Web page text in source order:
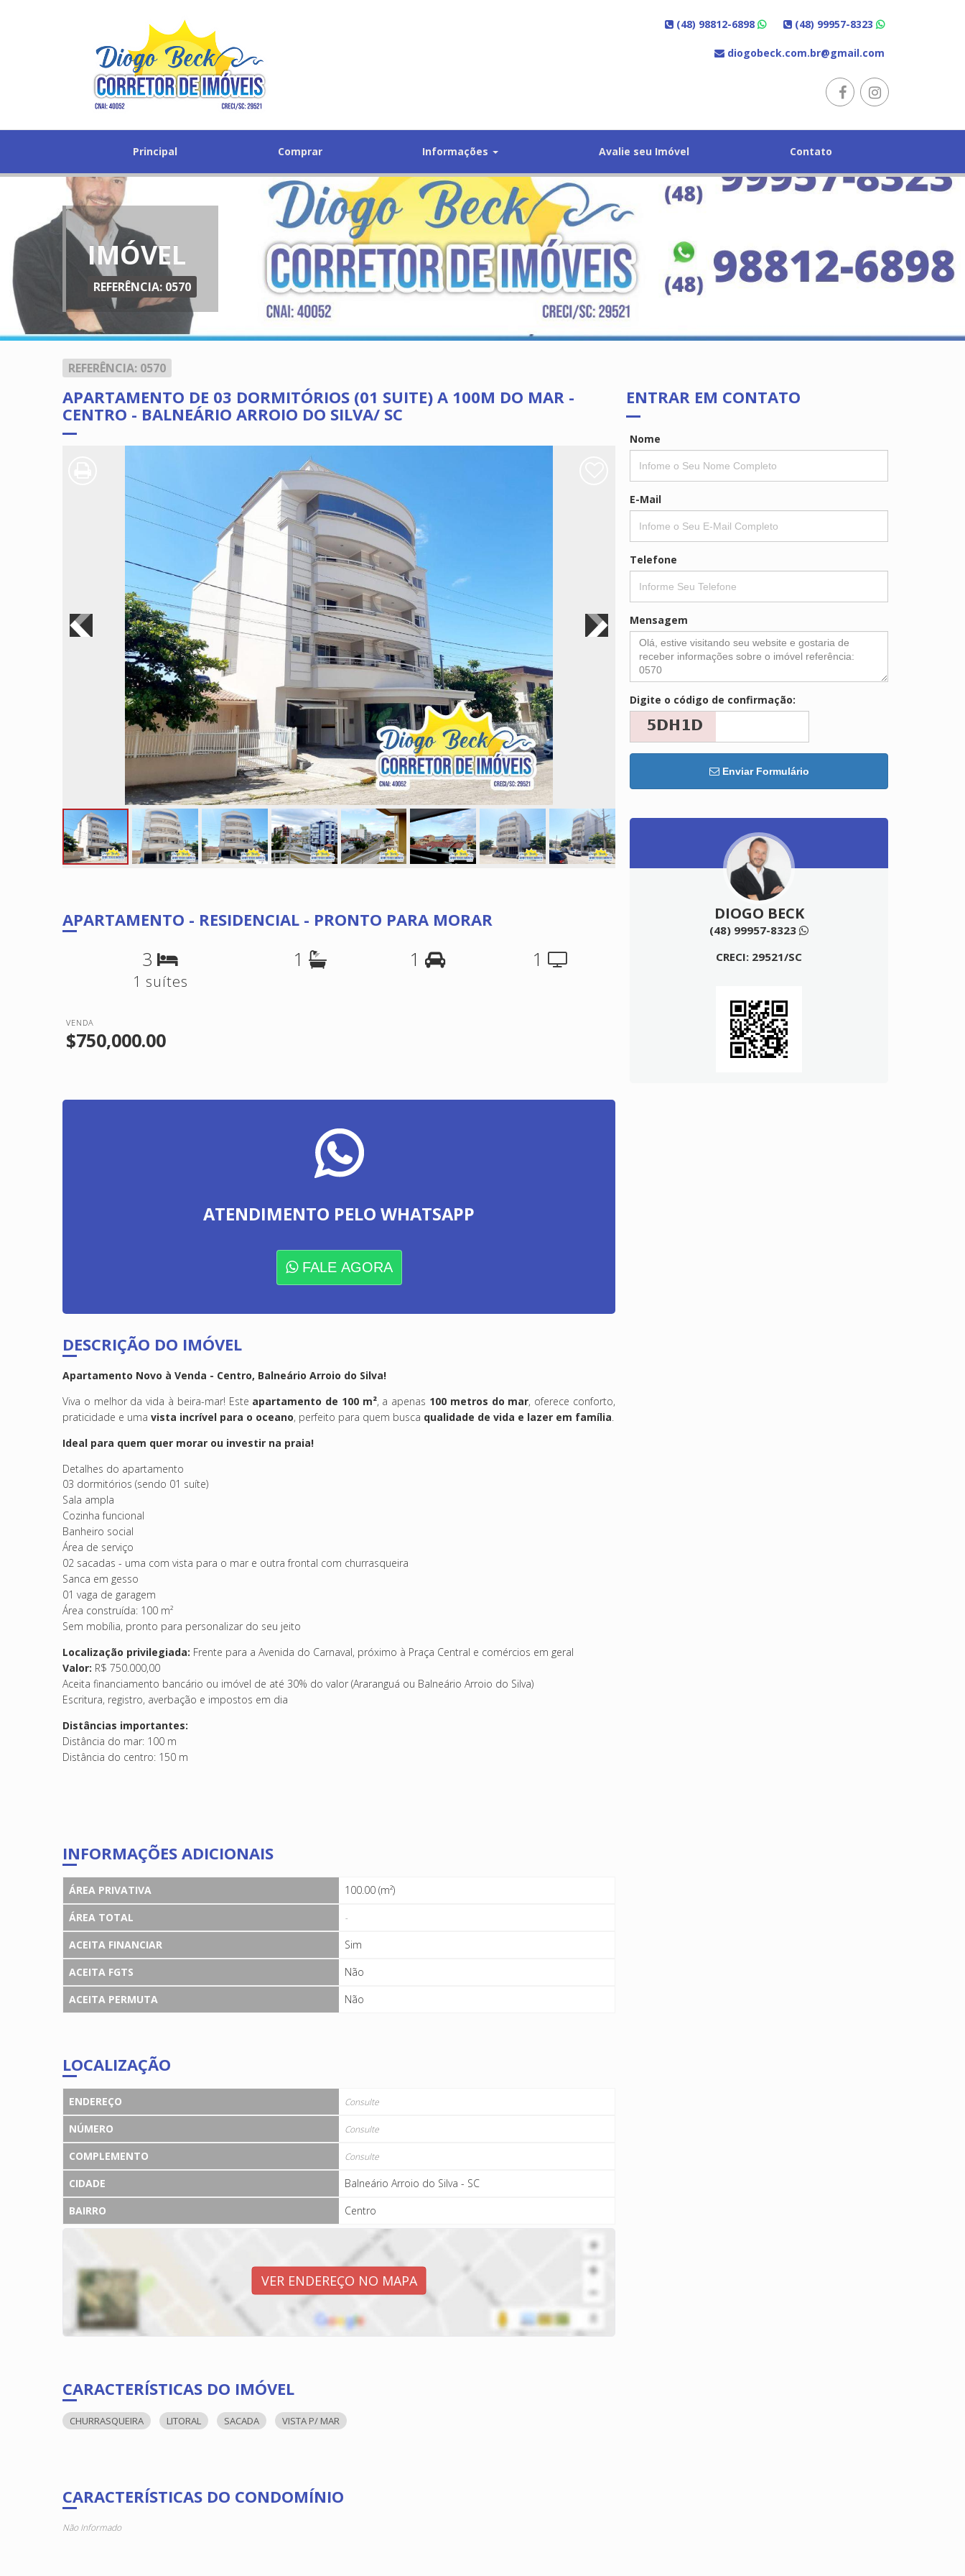
(48) 98812-6898 (48) 99957-8323
diogobeck.com.br@gmail.com
Principal Comprar Informações Avalie seu Imóvel Contato
IMÓVEL
REFERÊNCIA: 0570
REFERÊNCIA: 0570
APARTAMENTO DE 03 DORMITÓRIOS (01 SUITE) A 100M DO MAR -
CENTRO - BALNEÁRIO ARROIO DO SILVA/ SC
APARTAMENTO - RESIDENCIAL - PRONTO PARA MORAR
3
1 suítes
1 1 1
VENDA
$750,000.00
ATENDIMENTO PELO WHATSAPP
FALE AGORA
DESCRIÇÃO DO IMÓVEL
Apartamento Novo à Venda - Centro, Balneário Arroio do Silva!
Viva o melhor da vida à beira-mar! Este apartamento de 100 m², a apenas 100 metros do mar, oferece conforto,
praticidade e uma vista incrível para o oceano, perfeito para quem busca qualidade de vida e lazer em família.
Ideal para quem quer morar ou investir na praia!
Detalhes do apartamento
03 dormitórios (sendo 01 suíte)
Sala ampla
Cozinha funcional
Banheiro social
Área de serviço
02 sacadas - uma com vista para o mar e outra frontal com churrasqueira
Sanca em gesso
01 vaga de garagem
Área construída: 100 m²
Sem mobília, pronto para personalizar do seu jeito
Localização privilegiada: Frente para a Avenida do Carnaval, próximo à Praça Central e comércios em geral
Valor: R$ 750.000,00
Aceita financiamento bancário ou imóvel de até 30% do valor (Araranguá ou Balneário Arroio do Silva)
Escritura, registro, averbação e impostos em dia
Distâncias importantes:
Distância do mar: 100 m
Distância do centro: 150 m
INFORMAÇÕES ADICIONAIS
ÁREA PRIVATIVA
100.00 (m²)
ÁREA TOTAL
-
ACEITA FINANCIAR
Sim
ACEITA FGTS
Não
ACEITA PERMUTA
Não
LOCALIZAÇÃO
ENDEREÇO Consulte
NÚMERO Consulte
COMPLEMENTO Consulte
CIDADE
Balneário Arroio do Silva - SC
BAIRRO
Centro
VER ENDEREÇO NO MAPA
CARACTERÍSTICAS DO IMÓVEL
CHURRASQUEIRA LITORAL SACADA VISTA P/ MAR
CARACTERÍSTICAS DO CONDOMÍNIO
Não Informado
ENTRAR EM CONTATO
Nome
E-Mail
Telefone
Mensagem
Digite o código de confirmação:
Enviar Formulário
DIOGO BECK
(48) 99957-8323
CRECI: 29521/SC